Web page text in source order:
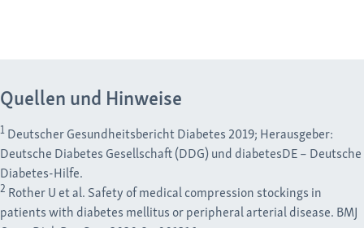
Quellen und Hinweise
1 Deutscher Gesundheitsbericht Diabetes 2019; Herausgeber:
Deutsche Diabetes Gesellschaft (DDG) und diabetesDE – Deutsche
Diabetes-Hilfe.
2 Rother U et al. Safety of medical compression stockings in
patients with diabetes mellitus or peripheral arterial disease. BMJ